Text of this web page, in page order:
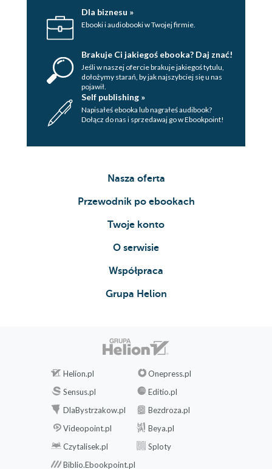
Dla biznesu »
Ebooki i audiobooki w Twojej firmie.
Brakuje Ci jakiegoś ebooka? Daj znać!
Jeśli w naszej ofercie brakuje jakiegoś tytulu,
dołożymy starań, by jak najszybciej się u nas
pojawił.
Self publishing »
Napisałeś ebooka lub nagrałeś audibook?
Dołącz do nas i sprzedawaj go w Ebookpoint!
Nasza oferta
Przewodnik po ebookach
Twoje konto
O serwisie
Współpraca
Grupa Helion
Helion.pl
Onepress.pl
Sensus.pl
Editio.pl
DlaBystrzakow.pl
Bezdroza.pl
Videopoint.pl
Beya.pl
Czytalisek.pl
Sploty
Biblio.Ebookpoint.pl